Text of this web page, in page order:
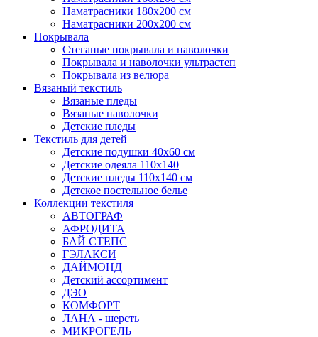
Наматрасники 180х200 см
Наматрасники 200х200 см
Покрывала
Стеганые покрывала и наволочки
Покрывала и наволочки ультрастеп
Покрывала из велюра
Вязаный текстиль
Вязаные пледы
Вязаные наволочки
Детские пледы
Текстиль для детей
Детские подушки 40х60 см
Детские одеяла 110х140
Детские пледы 110х140 см
Детское постельное белье
Коллекции текстиля
АВТОГРАФ
АФРОДИТА
БАЙ СТЕПС
ГЭЛАКСИ
ДАЙМОНД
Детский ассортимент
ДЭО
КОМФОРТ
ЛАНА - шерсть
МИКРОГЕЛЬ